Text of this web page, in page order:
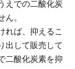
えでの二酸化炭
ん。
れば、抑えるこ
出して販売して
二酸化炭素を抑